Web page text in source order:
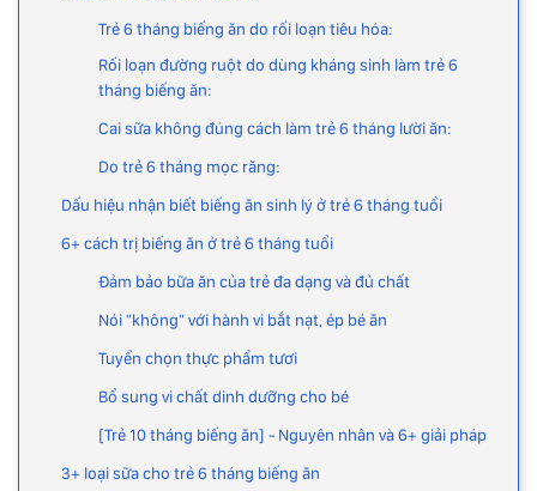
Trẻ 6 tháng biếng ăn do rối loạn tiêu hóa:
Rối loạn đường ruột do dùng kháng sinh làm trẻ 6
tháng biếng ăn:
Cai sữa không đúng cách làm trẻ 6 tháng lười ăn:
Do trẻ 6 tháng mọc răng:
Dấu hiệu nhận biết biếng ăn sinh lý ở trẻ 6 tháng tuổi
6+ cách trị biếng ăn ở trẻ 6 tháng tuổi
Đảm bảo bữa ăn của trẻ đa dạng và đủ chất
Nói "không" với hành vi bắt nạt, ép bé ăn
Tuyển chọn thực phẩm tươi
Bổ sung vi chất dinh dưỡng cho bé
[Trẻ 10 tháng biếng ăn] - Nguyên nhân và 6+ giải pháp
3+ loại sữa cho trẻ 6 tháng biếng ăn